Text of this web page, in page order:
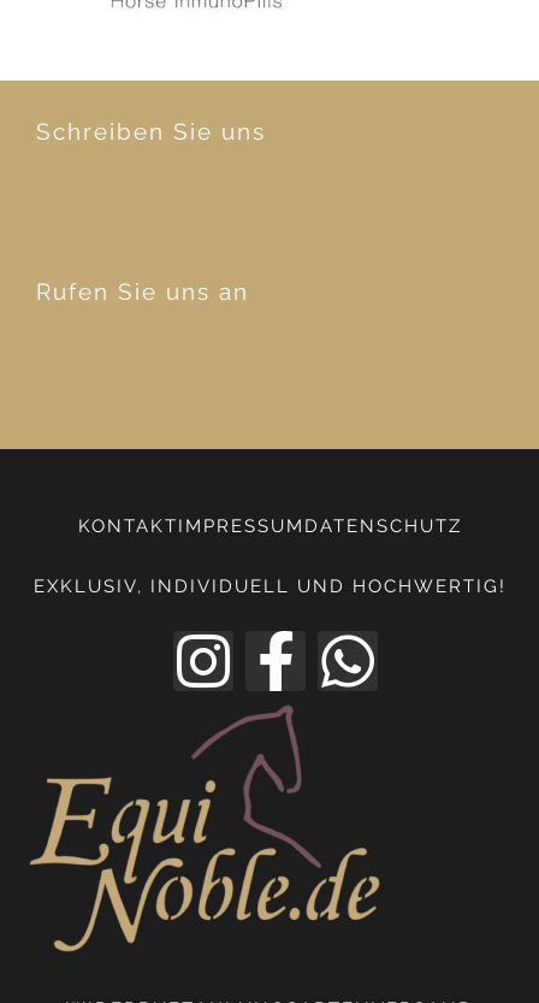
Schreiben Sie uns
Rufen Sie uns an
KONTAKT IMPRESSUM DATENSCHUTZ
EXKLUSIV, INDIVIDUELL UND HOCHWERTIG!